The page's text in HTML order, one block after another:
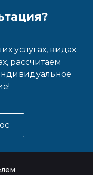
услугах, видах
рассчитаем